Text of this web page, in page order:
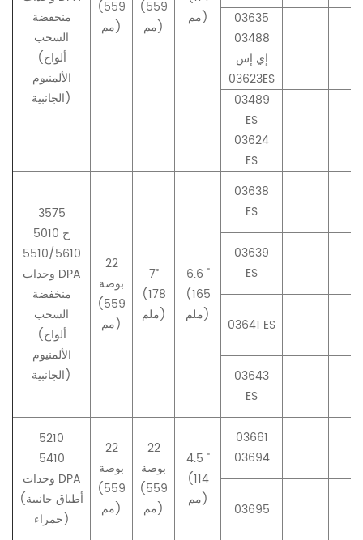
منخفضة
السحب
(ألواح
الألمنيوم
الجانبية)
(559
مم)
(559
مم)
مم)
03635
03488
إي إس
03623ES
03489
ES
03624
ES
3575
5010 ح
5510/5610
وحدات DPA
منخفضة
السحب
(ألواح
الألمنيوم
الجانبية)
22
بوصة
(559
مم)
7”
(178
ملم)
6.6 "
(165
ملم)
03638
ES
03639
ES
03641 ES
03643
ES
5210
5410
وحدات DPA
(أطباق جانبية
حمراء)
22
بوصة
(559
مم)
22
بوصة
(559
مم)
4.5 "
(114
مم)
03661
03694
03695